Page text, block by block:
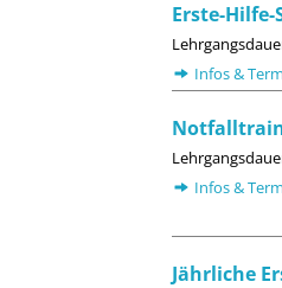
Erste-
Infos &
Infos &
Jährliche